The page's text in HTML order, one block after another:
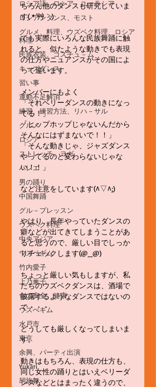
ロシア語、ロシア、ユーラシア
ロシアンダンス、モスト
グルメ、料理、ウズベク料理、ロシア
料理
民族衣装、コスチュ－ム
キッズダンス
習い事
運動不足解消
練習、練習方法、リハ－サル
グルメ
ロシア
ストレッチ、ヨガ
バレエ
男の踊り
中国舞踊
グル－プレッスン
ウズベク料理
中央アジア
ウズベギム
竹内愛子
上乃薫子
食の安全、健康
ウズべギム
水戸市
東京
余興、パーティ出演
Yukari
胡旋舞
ちろん他のダンスも研究していま
す( *´艸｀)
でも実際にいろんな民族舞踊に触
れると、似たような動きでも表現
の仕方やニュアンスがその国によ
って違います。
メンバーにもよく
「それベリーダンスの動きになっ
てる！」
「ヒップホップじゃないんだから
そんなにはずまないで！！」
「そんな動きじゃ、ジャズダンス
やってるのと変わらないじゃな
い！！」
など注意をしています(^▽^;)
やはり、長年やっていたダンスの
癖などが出てきてしまうことがあ
ると思うので、厳しい目でしっか
りチェックします(@_@)
ちょっと厳しい気もしますが、私
たちのウズベクダンスは、酒場で
披露するようなダンスではないの
で・・・
どうしても厳しくなってしまいま
す。
動きはもちろん、表現の仕方も、
同じ女性の踊りとはいえベリーダ
ンスなどとはまったく違うので、